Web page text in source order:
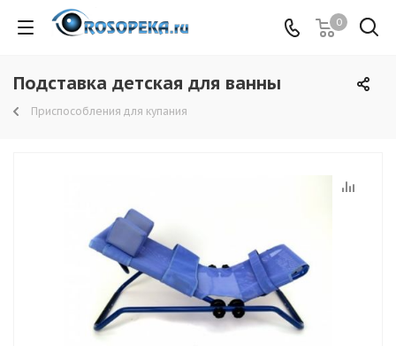
0
Подставка детская для ванны
Приспособления для купания